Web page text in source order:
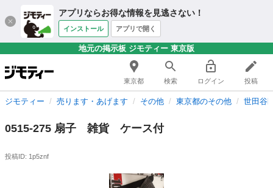
アプリならお得な情報を見逃さない！
インストール アプリで開く
地元の掲示板 ジモティー 東京版
東京都 検索 ログイン 投稿
ジモティー 売ります・あげます その他 東京都のその他 世田谷
0515-275 扇子 雑貨 ケース付
投稿ID: 1p5znf